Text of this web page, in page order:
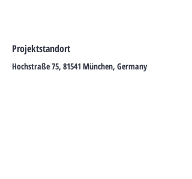
Projektstandort
Hochstraße 75, 81541 München, Germany